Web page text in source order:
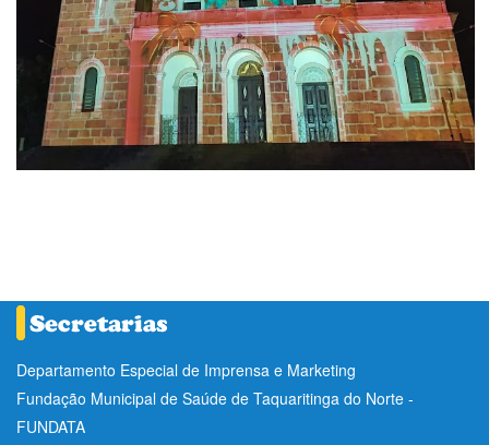
Departamento Especial de Imprensa e Marketing
Fundação Municipal de Saúde de Taquaritinga do Norte -
FUNDATA